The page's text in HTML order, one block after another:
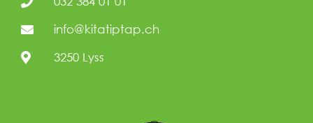
info@kitatiptap.ch
3250 Lyss